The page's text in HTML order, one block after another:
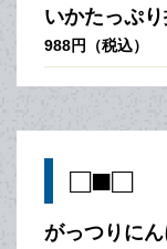
いかたっぷり
988円（税込）
□■□
がっつりに